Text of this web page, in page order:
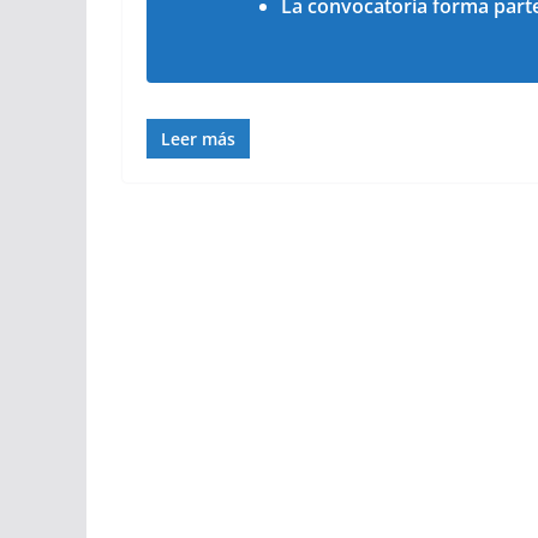
La convocatoria forma
Leer más